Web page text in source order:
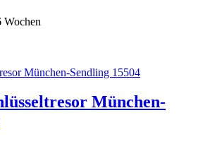
Wochen
München-